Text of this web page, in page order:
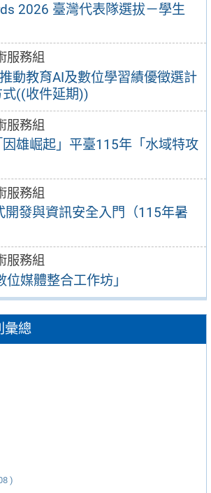
2026 臺灣代表隊選拔－學生
服務組
動教育AI及數位學習績優徵選計
((收件延期))
服務組
雄崛起」平臺115年「水域特攻
服務組
開發與資訊安全入門（115年暑
服務組
位媒體整合工作坊」
彙總
)